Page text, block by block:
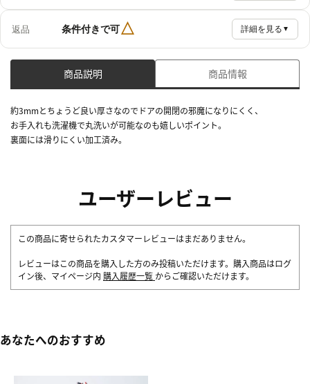
返品 条件付きで可△ 詳細を見る ▼
商品説明 商品情報
約3mmとちょうど良い厚さなのでドアの開閉の邪魔になりにくく、
お手入れも洗濯機で丸洗いが可能なのも嬉しいポイント。
裏面には滑りにくい加工済み。
ユーザーレビュー
この商品に寄せられたカスタマーレビューはまだありません。
レビューはこの商品を購入した方のみ投稿いただけます。購入商品はログ
イン後、マイページ内 購入履歴一覧 からご確認いただけます。
あなたへのおすすめ